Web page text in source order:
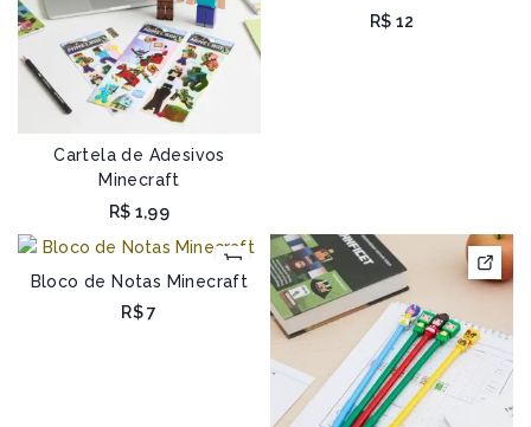
Cartela de Adesivos
Minecraft
R$ 1,99
R$ 12
Bloco de Notas Minecraft
R$7